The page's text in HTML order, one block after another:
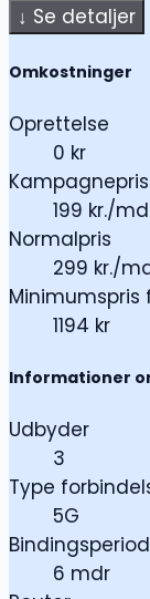
↓ Se detaljer
Omkostninger
Oprettelse
0 kr
Kampagnepris
199 kr./
Normalpris
299 kr./
Minimumspris
1194 kr
Informationer
Udbyder
3
Type
5G
6 mdr